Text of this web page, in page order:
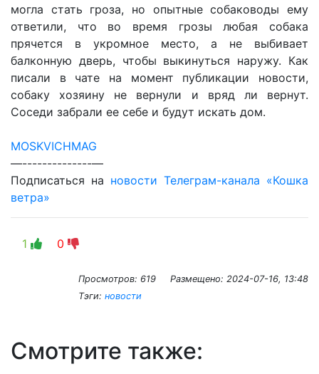
могла стать гроза, но опытные собаководы ему
ответили, что во время грозы любая собака
прячется в укромное место, а не выбивает
балконную дверь, чтобы выкинуться наружу. Как
писали в чате на момент публикации новости,
собаку хозяину не вернули и вряд ли вернут.
Соседи забрали ее себе и будут искать дом.
MOSKVICHMAG
—--------------—
Подписаться на новости Телеграм-канала «Кошка
ветра»
1 0
Просмотров: 619 Размещено: 2024-07-16, 13:48
Тэги: новости
Смотрите также: